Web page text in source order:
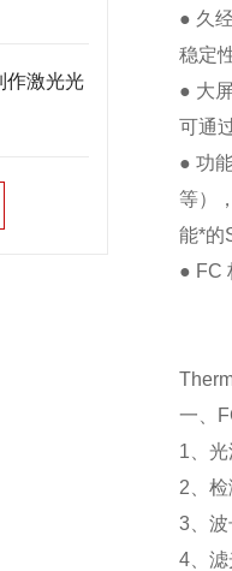
作激光光
● 久
稳定
● 大
可通
● 功
等）
能*的
● FC
一、
1、
2、
3、
4、